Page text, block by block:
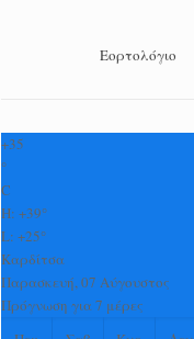
Εορτολόγιο
+35
°
C
H:+39°
L:+25°
Καρδίτσα
Παρασκευή, 07 Αύγουστος
Πρόγνωση για 7 μέρες